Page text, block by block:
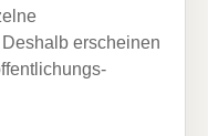
erscheinen